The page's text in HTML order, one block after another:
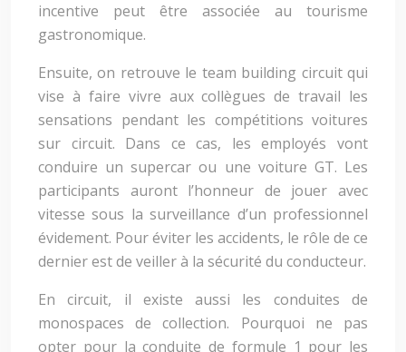
incentive peut être associée au tourisme
gastronomique.
Ensuite, on retrouve le team building circuit qui
vise à faire vivre aux collègues de travail les
sensations pendant les compétitions voitures
sur circuit. Dans ce cas, les employés vont
conduire un supercar ou une voiture GT. Les
participants auront l’honneur de jouer avec
vitesse sous la surveillance d’un professionnel
évidement. Pour éviter les accidents, le rôle de ce
dernier est de veiller à la sécurité du conducteur.
En circuit, il existe aussi les conduites de
monospaces de collection. Pourquoi ne pas
opter pour la conduite de formule 1 pour les